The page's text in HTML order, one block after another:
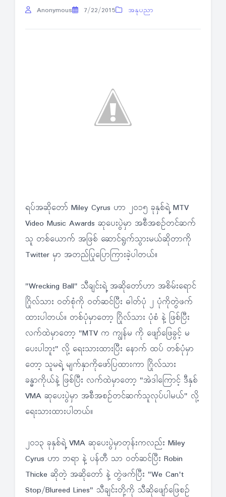
Anonymous 7/22/2015 အနုပညာ
ရပ်အဆိုတော် Miley Cyrus ဟာ ၂၀၁၅ ခုနှစ်ရဲ့ MTV
Video Music Awards ဆုပေးပွဲမှာ အစီအစဉ်တင်ဆက်
သူ တစ်ယောက် အဖြစ် ဆောင်ရွက်သွားမယ်ဆိုတာကို
Twitter မှာ အတည်ပြုပြောကြားခဲ့ပါတယ်။
"Wrecking Ball" သီချင်းရဲ့ အဆိုတော်ဟာ အစိမ်းရောင်
ဂြိုလ်သား ဝတ်စုံကို ဝတ်ဆင်ပြီး ဓါတ်ပုံ ၂ ပုံကိုတွဲဖက်
ထားပါတယ်။ တစ်ပုံမှာတော့ ဂြိုလ်သား ပုံစံ နဲ့ ဖြစ်ပြီး
လက်ထဲမှာတော့ "MTV က ကျွန်မ ကို ဖျော်ဖြေခွင့် မ
ပေးပါဘူး" လို့ ရေးသားထားပြီး နောက် ထပ် တစ်ပုံမှာ
တော့ သူမရဲ့ မျက်နှာကိုဖော်ပြထားကာ ဂြိုလ်သား
ခန္ဓာကိုယ်နဲ့ ဖြစ်ပြီး လက်ထဲမှာတော့ "အဲဒါကြောင့် ဒီနှစ်
VMA ဆုပေးပွဲမှာ အစီအစဉ်တင်ဆက်သူလုပ်ပါမယ်" လို့
ရေးသားထားပါတယ်။
၂၀၁၃ ခုနှစ်ရဲ့ VMA ဆုပေးပွဲမှာတုန်းကလည်း Miley
Cyrus ဟာ ဘရာ နဲ့ ပန်တီ သာ ဝတ်ဆင်ပြီး Robin
Thicke ဆိုတဲ့ အဆိုတော် နဲ့ တွဲဖက်ပြီး "We Can't
Stop/Blureed Lines" သီချင်းတို့ကို သီဆိုဖျော်ဖြေစဉ်